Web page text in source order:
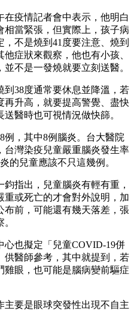
疫情記者會中表示，他明白
相當緊張，但實際上，孩子病
不是燒到41度要注意、燒到
症狀來觀察，他也有小孩、
不是一發燒就要立刻送醫。
到38度通常要休息並降溫，若
再升高，就要提高警覺、盡快
醫時也可視情況做快篩。
例，其中8例腦炎。台大醫院
台灣染疫兒童嚴重腦炎發生率
的兒童應該不只這幾例。
指出，兒童腦炎有輕有重，
或死亡的才會對外說明，加
布前，可能還有幾天落差，張
心也擬定「兒童COVID-19併
供醫師參考，其中就提到，若
眼，也可能是腦病變前驅症
要是眼球突發性出現不自主